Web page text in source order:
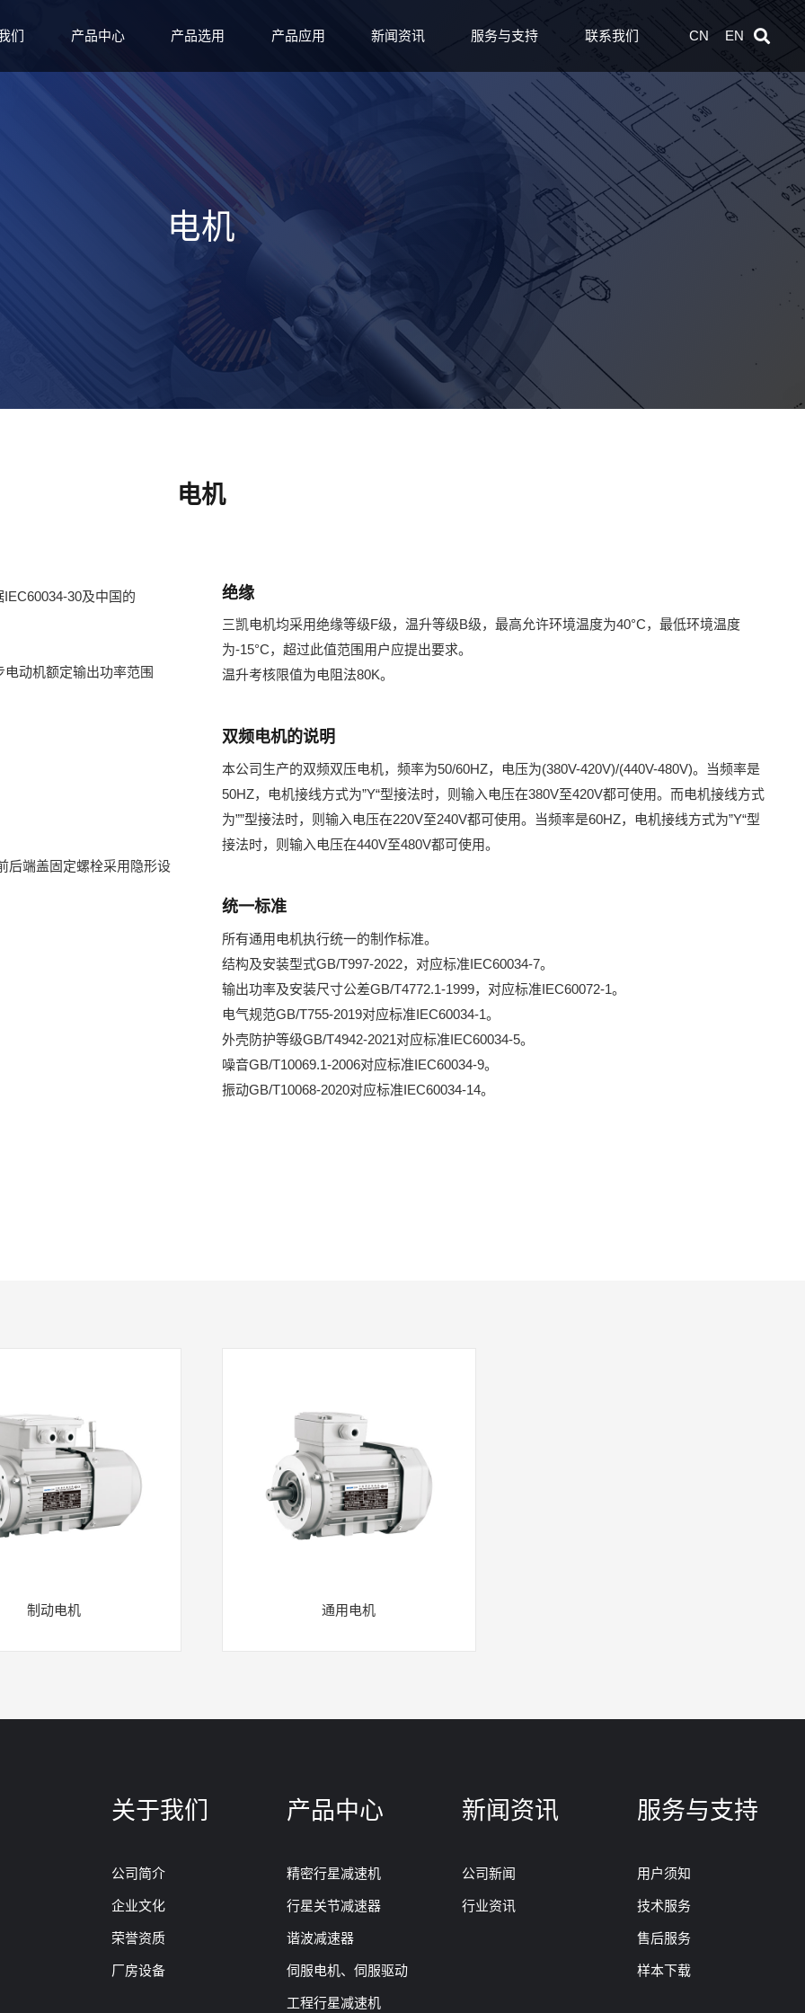
们 产品中心 产品选用 产品应用 新闻资讯 服务与支持 联系我们 CN EN
电机
电机
30及中国的
动机额定输出功率范围
后端盖固定螺栓采用隐形设
绝缘
三凯电机均采用绝缘等级F级，温升等级B级，最高允许环境温度为40°C，最低环境温度
为-15°C，超过此值范围用户应提出要求。
温升考核限值为电阻法80K。
双频电机的说明
本公司生产的双频双压电机，频率为50/60HZ，电压为(380V-420V)/(440V-480V)。当频率是
50HZ，电机接线方式为”Y“型接法时，则输入电压在380V至420V都可使用。而电机接线方式
为””型接法时，则输入电压在220V至240V都可使用。当频率是60HZ，电机接线方式为”Y“型
接法时，则输入电压在440V至480V都可使用。
统一标准
所有通用电机执行统一的制作标准。
结构及安装型式GB/T997-2022，对应标准IEC60034-7。
输出功率及安装尺寸公差GB/T4772.1-1999，对应标准IEC60072-1。
电气规范GB/T755-2019对应标准IEC60034-1。
外壳防护等级GB/T4942-2021对应标准IEC60034-5。
噪音GB/T10069.1-2006对应标准IEC60034-9。
振动GB/T10068-2020对应标准IEC60034-14。
制动电机 通用电机
关于我们
公司简介
企业文化
荣誉资质
厂房设备
产品中心
精密行星减速机
行星关节减速器
谐波减速器
伺服电机、伺服驱动
工程行星减速机
新闻资讯
公司新闻
行业资讯
服务与支持
用户须知
技术服务
售后服务
样本下载